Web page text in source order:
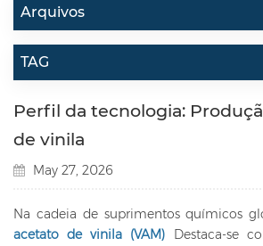
Arquivos
TAG
Perfil da tecnologia:
de vinila
May 27, 2026
Na cadeia de suprimentos químicos
acetato de vinila (VAM) Destaca-se